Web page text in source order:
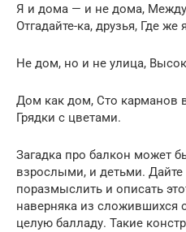
Я и дома — и не дома,
Отгадайте-ка, друзья, Где же
Не дом, но и не улица,
Дом как дом, Сто карманов
Грядки с цветами.
Загадка про балкон может
взрослыми, и детьми.
поразмыслить и описать
наверняка из сложившихся
целую балладу. Такие